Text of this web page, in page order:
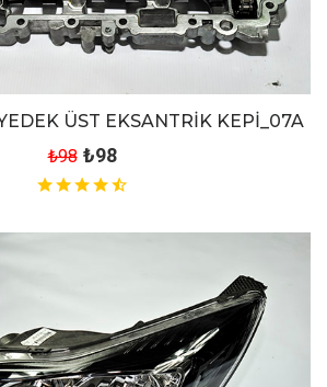
ÜST EKSANTRİK KEPİ_07A
₺98 ₺98